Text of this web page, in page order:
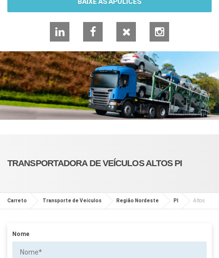
LinkedInFacebook Instagram
TRANSPORTADORA DE VEÍCULOS ALTOS PI
Carreto Transporte de Veículos Região Nordeste PI Altos
Nome